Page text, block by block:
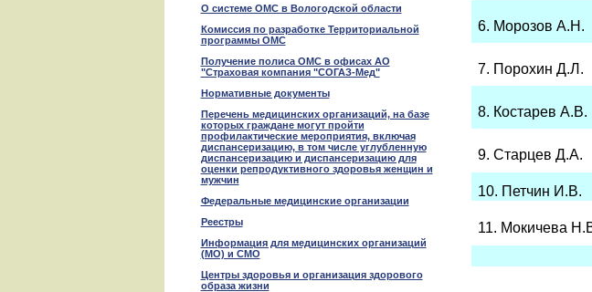
О системе ОМС в Вологодской области
Комиссия по разработке Территориальной
программы ОМС
Получение полиса ОМС в офисах АО
"Страховая компания "СОГАЗ-Мед"
Нормативные документы
Перечень медицинских организаций, на базе
которых граждане могут пройти
профилактические мероприятия, включая
диспансеризацию, в том числе углубленную
диспансеризацию и диспансеризацию для
оценки репродуктивного здоровья женщин и
мужчин
Федеральные медицинские организации
Реестры
Информация для медицинских организаций
(МО) и СМО
Центры здоровья и организация здорового
образа жизни
6. Морозов А.Н.
7. Порохин Д.Л.
8. Костарев А.В.
9. Старцев Д.А.
10. Петчин И.В.
11. Мокичева